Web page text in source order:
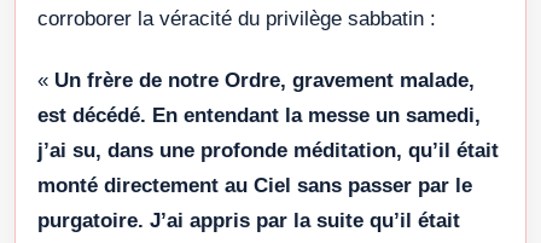
corroborer la véracité du privilège sabbatin :
« Un frère de notre Ordre, gravement malade,
est décédé. En entendant la messe un samedi,
j’ai su, dans une profonde méditation, qu’il était
monté directement au Ciel sans passer par le
purgatoire. J’ai appris par la suite qu’il était